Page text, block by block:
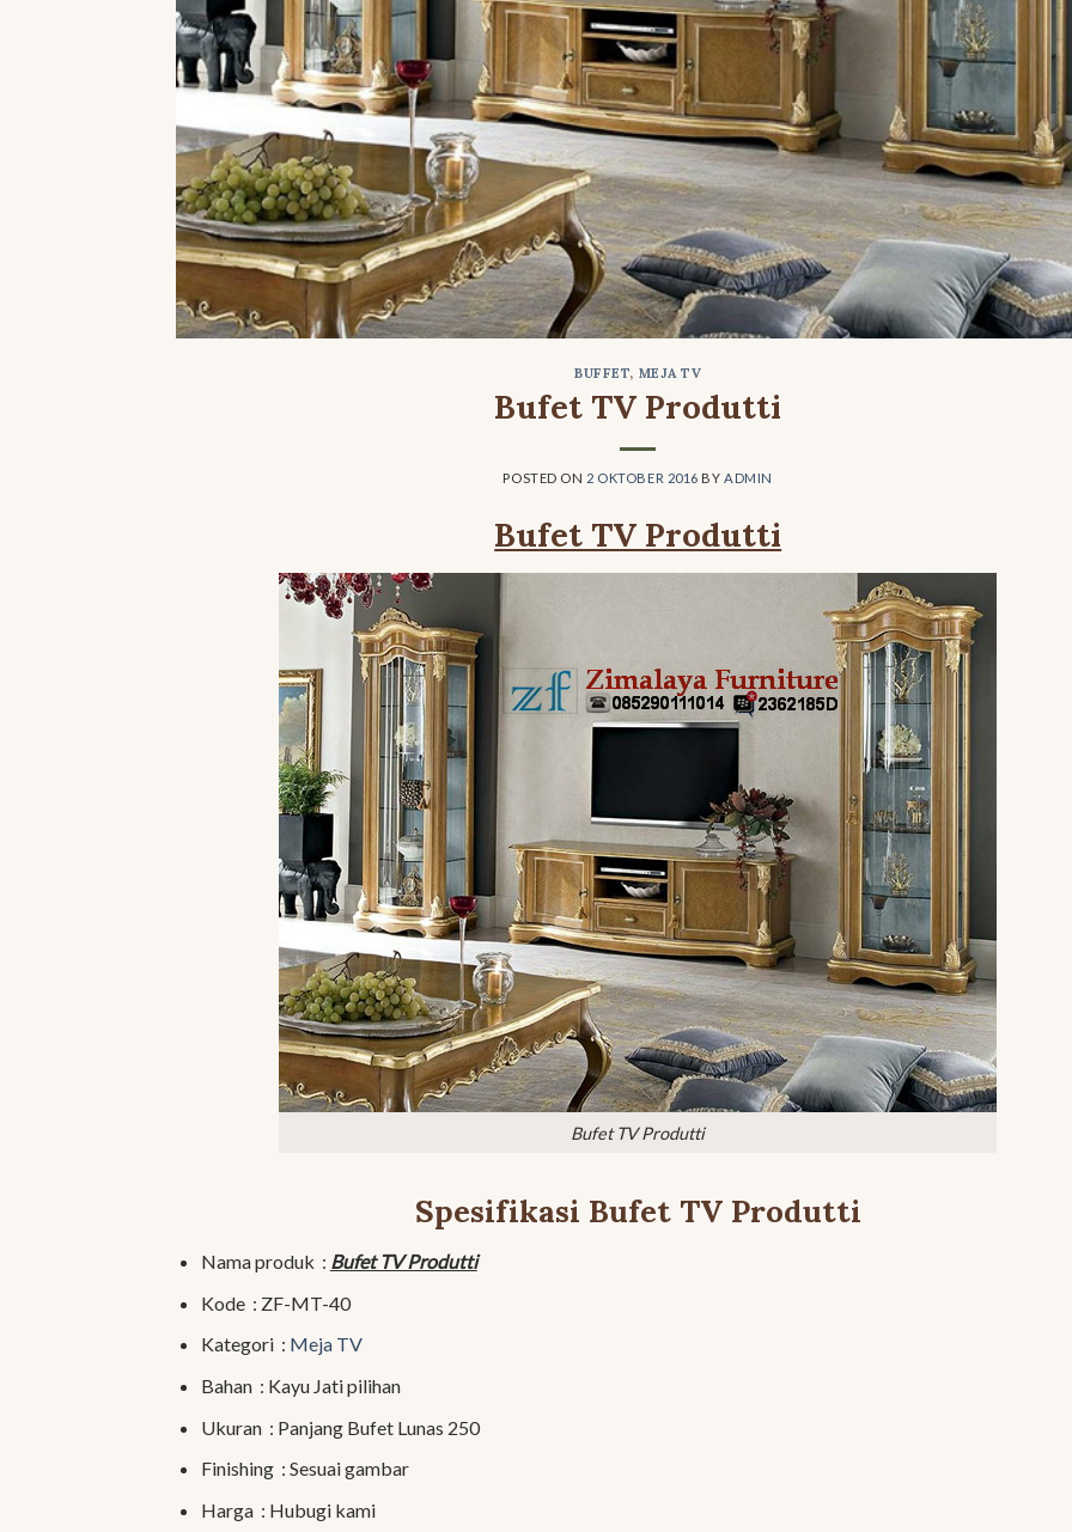
BUFFET, MEJA TV
Bufet TV Produtti
POSTED ON 2 OKTOBER 2016 BYADMIN
Bufet TV Produtti
Bufet TV Produtti
Spesifikasi Bufet TV Produtti
Nama produk : Bufet TV Produtti
Kode : ZF-MT-40
Kategori : Meja TV
Bahan : Kayu Jati pilihan
Ukuran : Panjang Bufet Lunas 250
Finishing : Sesuai gambar
Harga : Hubugi kami